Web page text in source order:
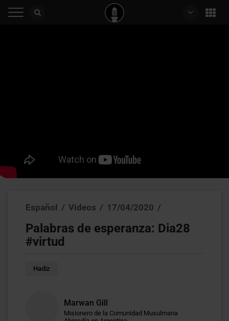
Español / Videos / 17/04/2020 /
Palabras de esperanza: Dia28
#virtud
Hadiz
Marwan Gill
Misionero de la Comunidad Musulmana